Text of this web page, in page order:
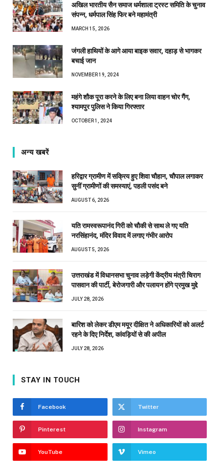
अखिल भारतीय सैन समाज धर्मशाला ट्रस्ट समिति के चुनाव
संपन्न, धर्मपाल सिंह फिर बने महामंत्री
MARCH 15, 2026
जंगली हाथियों के आगे आया बाइक सवार, दहाड़ से भागकर
बचाई जान
NOVEMBER 19, 2024
महंगे शौक पूरा करने के लिए बना लिया वाहन चोर गैंग,
श्यामपुर पुलिस ने किया गिरफ्तार
OCTOBER 1, 2024
अन्य खबरें
हरिद्वार ग्रामीण में सक्रिय हुए शिवा चौहान, चौपाल लगाकर
सुनीं ग्रामीणों की समस्याएं, पहली पसंद बने
AUGUST 6, 2026
यति रामस्वरूपानंद गिरी को चौकी से साथ ले गए यति
नरसिंहानंद, मंदिर विवाद में लगाए गंभीर आरोप
AUGUST 5, 2026
उत्तराखंड में विधानसभा चुनाव लड़ेगी केंद्रीय मंत्री चिराग
पासवान की पार्टी, बेरोजगारी और पलायन होंगे प्रमुख मुद्दे
JULY 28, 2026
बारिश को लेकर डीएम मयूर दीक्षित ने अधिकारियों को अलर्ट
रहने के दिए निर्देश, कांवड़ियों से की अपील
JULY 28, 2026
STAY IN TOUCH
Facebook Twitter
Pinterest Instagram
YouTube Vimeo